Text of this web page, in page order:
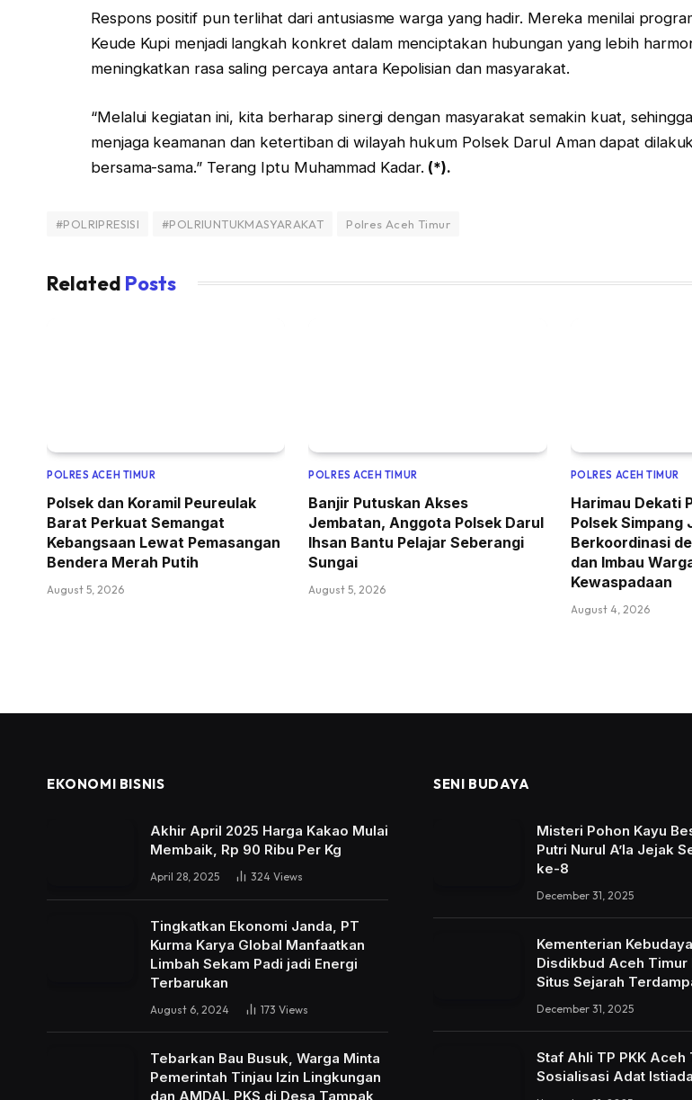
Respons positif pun terlihat dari antusiasme warga yang hadir. Mereka menilai
Keude Kupi menjadi langkah konkret dalam menciptakan hubungan yang lebih
meningkatkan rasa saling percaya antara Kepolisian dan masyarakat.
“Melalui kegiatan ini, kita berharap sinergi dengan masyarakat semakin kuat,
menjaga keamanan dan ketertiban di wilayah hukum Polsek Darul Aman dapat
bersama-sama.” Terang Iptu Muhammad Kadar. (*).
#POLRIPRESISI #POLRIUNTUKMASYARAKAT Polres Aceh Timur
Related Posts
POLRES ACEH TIMUR
Polsek dan Koramil Peureulak
Barat Perkuat Semangat
Kebangsaan Lewat Pemasangan
Bendera Merah Putih
August 5, 2026
POLRES ACEH TIMUR
Banjir Putuskan Akses
Jembatan, Anggota Polsek Darul
Ihsan Bantu Pelajar Seberangi
Sungai
August 5, 2026
POLRES ACEH TIMUR
Harimau Dekati
Polsek Simpang
Berkoordinasi
dan Imbau
Kewaspadaan
August 4, 2026
EKONOMI BISNIS
Akhir April 2025 Harga Kakao Mulai
Membaik, Rp 90 Ribu Per Kg
April 28, 2025 324 Views
Tingkatkan Ekonomi Janda, PT
Kurma Karya Global Manfaatkan
Limbah Sekam Padi jadi Energi
Terbarukan
August 6, 2024 173 Views
Tebarkan Bau Busuk, Warga Minta
Pemerintah Tinjau Izin Lingkungan
dan AMDAL PKS di Desa Tampak
SENI BUDAYA
Misteri Pohon Kayu
Putri Nurul A’la Jejak
ke-8
December 31, 2025
Kementerian
Disdikbud Aceh Timur
Situs Sejarah
December 31, 2025
Staf Ahli TP PKK Aceh
Sosialisasi Adat